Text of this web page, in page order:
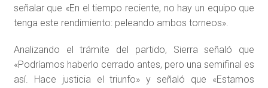
señalar que «En el tiempo reciente, no hay un equipo que
tenga este rendimiento: peleando ambos torneos».
Analizando el trámite del partido, Sierra señaló que
«Podríamos haberlo cerrado antes, pero una semifinal es
así. Hace justicia el triunfo» y señaló que «Estamos